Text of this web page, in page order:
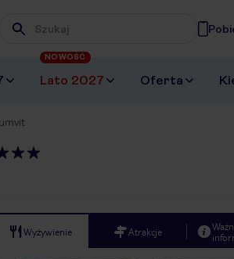
Wpisz frazę, której szukasz
Lato 2027
NOWOŚĆ
Oferta
Wyżywienie Atrakcje